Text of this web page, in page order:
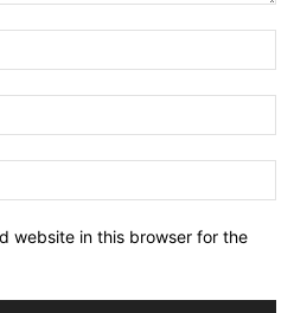
website in this browser for the